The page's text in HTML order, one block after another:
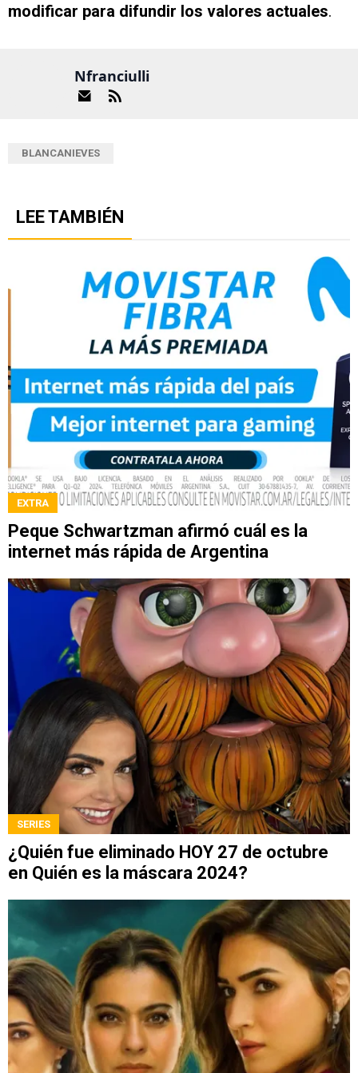
modificar para difundir los valores actuales.
Nfranciulli
BLANCANIEVES
LEE TAMBIÉN
EXTRA
Peque Schwartzman afirmó cuál es la
internet más rápida de Argentina
SERIES
¿Quién fue eliminado HOY 27 de octubre
en Quién es la máscara 2024?